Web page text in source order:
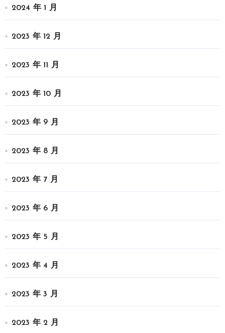
2024 年 1 月
2023 年 12 月
2023 年 11 月
2023 年 10 月
2023 年 9 月
2023 年 8 月
2023 年 7 月
2023 年 6 月
2023 年 5 月
2023 年 4 月
2023 年 3 月
2023 年 2 月